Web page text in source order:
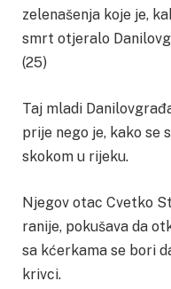
zelenašenja koje je,
smrt otjeralo
(25)
Taj mladi
prije nego je, kako se
skokom u rijeku.
Njegov otac Cvetko
ranije, pokušava da
sa kćerkama se bori
krivci.